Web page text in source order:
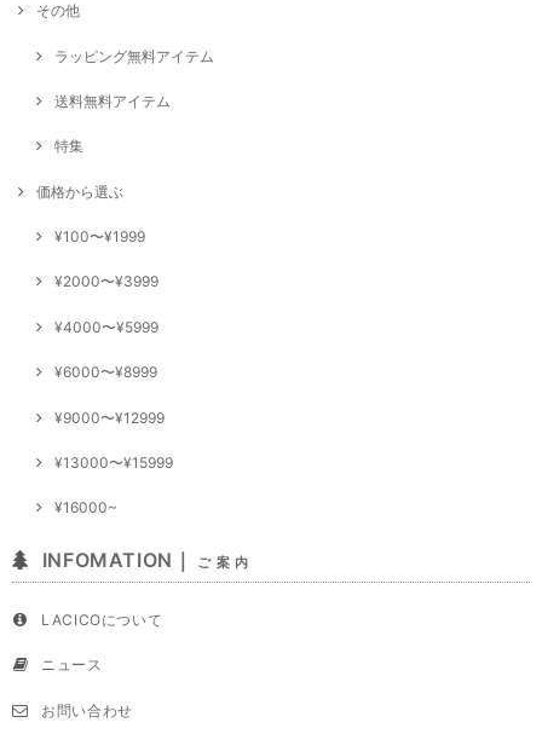
その他
ラッピング無料アイテム
送料無料アイテム
特集
価格から選ぶ
¥100〜¥1999
¥2000〜¥3999
¥4000〜¥5999
¥6000〜¥8999
¥9000〜¥12999
¥13000〜¥15999
¥16000~
INFOMATION｜ ご 案 内
LACICOについて
ニュース
お問い合わせ